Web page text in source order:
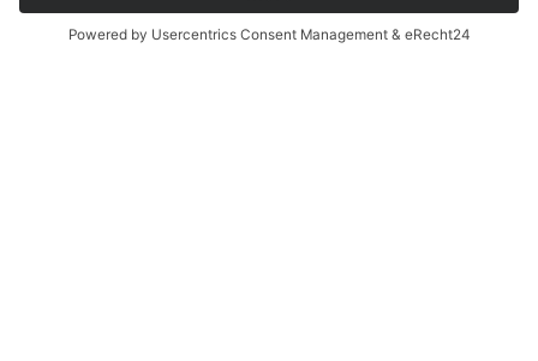
We hopen u gauw te mogen verwelkomen!